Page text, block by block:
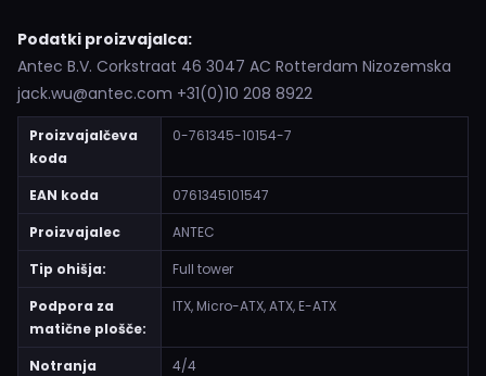
Podatki proizvajalca:
Antec B.V. Corkstraat 46 3047 AC Rotterdam Nizozemska
jack.wu@antec.com +31(0)10 208 8922
Proizvajalčeva
koda
0-761345-10154-7
EAN koda
0761345101547
Proizvajalec
ANTEC
Tip ohišja:
Full tower
Podpora za
matične plošče:
ITX, Micro-ATX, ATX, E-ATX
Notranja
4/4